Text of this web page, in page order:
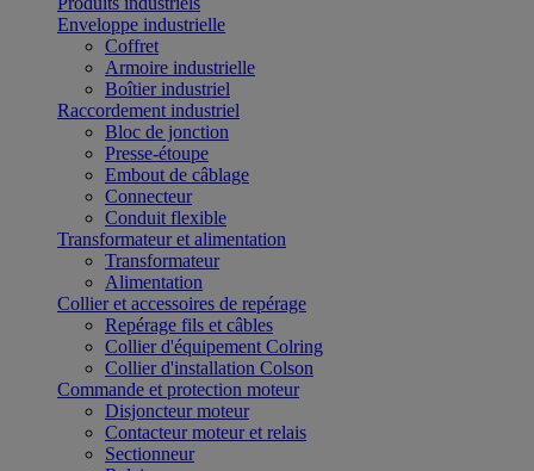
Enveloppe industrielle
Coffret
Armoire industrielle
Boîtier industriel
Raccordement industriel
Bloc de jonction
Presse-étoupe
Embout de câblage
Connecteur
Conduit flexible
Transformateur et alimentation
Transformateur
Alimentation
Collier et accessoires de repérage
Repérage fils et câbles
Collier d'équipement Colring
Collier d'installation Colson
Commande et protection moteur
Disjoncteur moteur
Contacteur moteur et relais
Sectionneur